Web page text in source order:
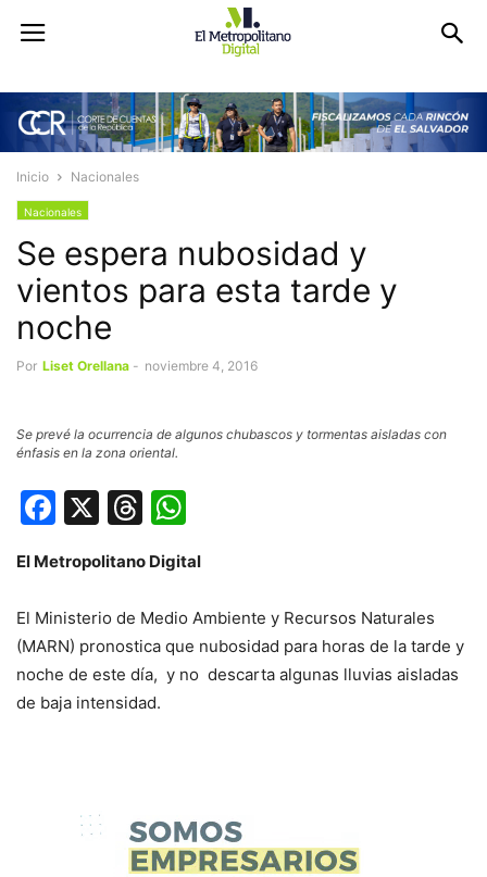
Inicio Nacionales
Nacionales
Se espera nubosidad y
vientos para esta tarde y
noche
Por Liset Orellana - noviembre 4, 2016
Se prevé la ocurrencia de algunos chubascos y tormentas aisladas con
énfasis en la zona oriental.
Facebook
X Threads
El Metropolitano Digital
El Ministerio de Medio Ambiente y Recursos Naturales
(MARN) pronostica que nubosidad para horas de la tarde y
noche de este día, y no descarta algunas lluvias aisladas
de baja intensidad.